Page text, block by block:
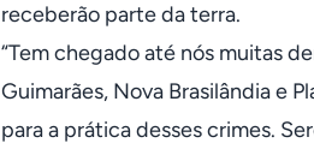
receberão parte da terra.
“Tem chegado até nós muitas
Guimarães, Nova Brasilândia e
para a prática desses crimes.